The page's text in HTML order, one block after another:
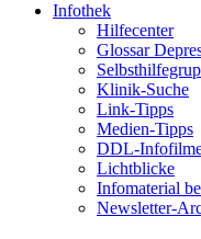
Infothek
Hilfecenter
Glossar
Klinik-Suche
Link-Tipps
Medien-Tipps
DDL-
Lichtblicke
Infomaterial
Newsletter-